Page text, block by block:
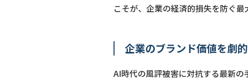
こそが、企業の経済的損失を防ぐ最
企業のブランド価値を劇
AI時代の風評被害に対抗する最新の